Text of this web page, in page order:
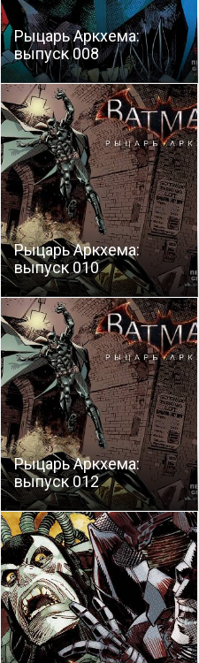
Рыцарь Аркхема:
выпуск 008
Рыцарь Аркхема:
выпуск 010
Рыцарь Аркхема:
выпуск 012